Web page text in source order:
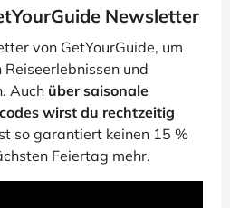
Newsletter
von GetYourGuide, um
und
Auch über saisonale
wirst du rechtzeitig
so garantiert keinen 15 %
Feiertag mehr.